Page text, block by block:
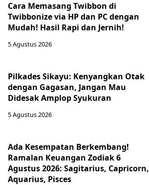
Cara Memasang Twibbon di
Twibbonize via HP dan PC dengan
Mudah! Hasil Rapi dan Jernih!
5 Agustus 2026
Pilkades Sikayu: Kenyangkan Otak
dengan Gagasan, Jangan Mau
Didesak Amplop Syukuran
5 Agustus 2026
Ada Kesempatan Berkembang!
Ramalan Keuangan Zodiak 6
Agustus 2026: Sagitarius, Capricorn,
Aquarius, Pisces